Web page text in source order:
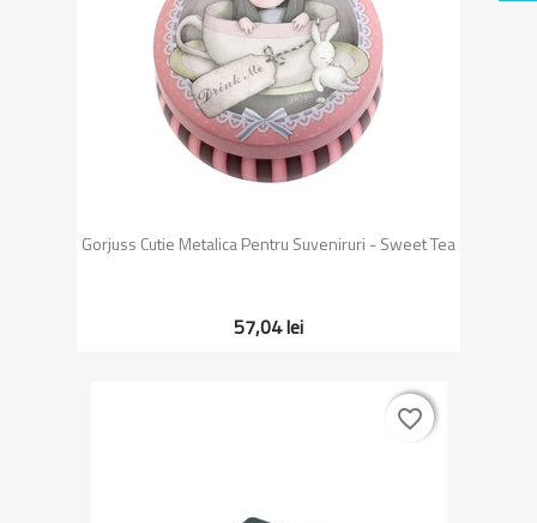
Gorjuss Cutie Metalica Pentru Suveniruri - Sweet Tea
57,04 lei
favorite_border
favorite_border